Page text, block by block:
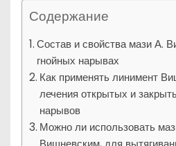
Содержание
Состав и свойства мази А.
гнойных нарывах
Как применять линимент
лечения открытых и
нарывов
Можно ли использовать